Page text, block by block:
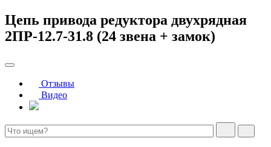
Цепь привода редуктора двухрядная
2ПР-12.7-31.8 (24 звена + замок)
Отзывы
Видео